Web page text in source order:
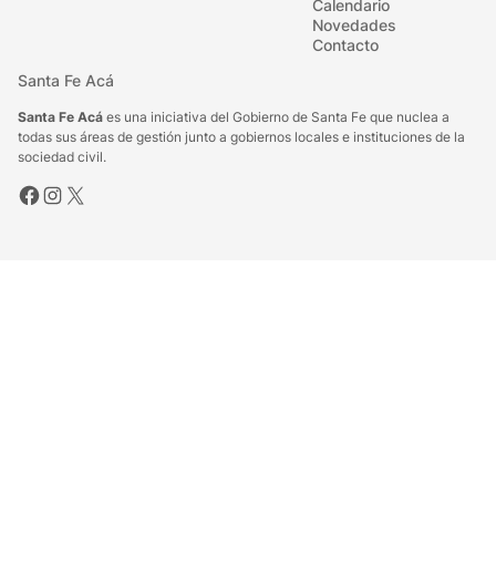
ciudadana
Calendario
Novedades
Contacto
Santa Fe Acá
Santa Fe Acá es una iniciativa del Gobierno de Santa Fe que nuclea a
todas sus áreas de gestión junto a gobiernos locales e instituciones de la
sociedad civil.
Facebook
Instagram
X